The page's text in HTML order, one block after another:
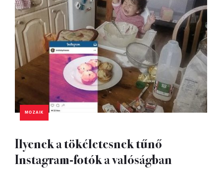
MOZAIK
Ilyenek a tökéletesnek tűnő
Instagram-fotók a valóságban